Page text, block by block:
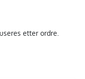
etter ordre.